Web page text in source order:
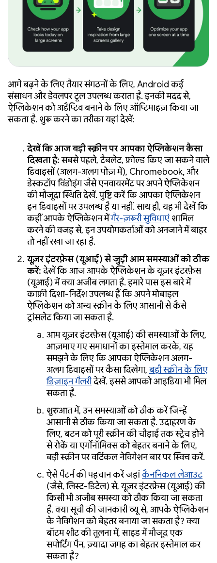
आगे बढ़ने के लिए तैयार संगठनों के लिए, Android कई
संसाधन और डेवलपर टूल उपलब्ध कराता है. इनकी मदद से,
ऐप्लिकेशन को अडैप्टिव बनाने के लिए ऑप्टिमाइज़ किया जा
सकता है. शुरू करने का तरीका यहां देखें:
देखें कि आज बड़ी स्क्रीन पर आपका ऐप्लिकेशन कैसा
दिखता है:सबसे पहले, टैबलेट, फ़ोल्ड किए जा सकने वाले
डिवाइसों (अलग-अलग पोज़ में), Chromebook, और
डेस्कटॉप विंडोइंग जैसे एनवायरमेंट पर अपने ऐप्लिकेशन
की मौजूदा स्थिति देखें. पुष्टि करें कि आपका ऐप्लिकेशन
इन डिवाइसों पर उपलब्ध है या नहीं. साथ ही, यह भी देखें कि
कहीं आपके ऐप्लिकेशन मेंगैर-ज़रूरी सुविधाएं शामिल
करने की वजह से, इन उपयोगकर्ताओं को अनजाने में बाहर
तो नहीं रखा जा रहा है.
यूज़र इंटरफ़ेस (यूआई) से जुड़ी आम समस्याओं को ठीक
करें:देखें कि आज आपके ऐप्लिकेशन के यूज़र इंटरफ़ेस
(यूआई) में क्या अजीब लगता है. हमारे पास इस बारे में
काफ़ी दिशा-निर्देश उपलब्ध हैं कि अपने मोबाइल
ऐप्लिकेशन को अन्य स्क्रीन के लिए आसानी से कैसे
ट्रांसलेट किया जा सकता है.
आम यूज़र इंटरफ़ेस (यूआई) की समस्याओं के लिए,
आज़माए गए समाधानों का इस्तेमाल करके, यह
समझने के लिए कि आपका ऐप्लिकेशन अलग-
अलग डिवाइसों पर कैसा दिखेगा,बड़ी स्क्रीन के लिए
डिज़ाइन गैलरीदेखें. इससे आपको आइडिया भी मिल
सकता है.
शुरुआत में, उन समस्याओं को ठीक करें जिन्हें
आसानी से ठीक किया जा सकता है. उदाहरण के
लिए, बटन को पूरी स्क्रीन की चौड़ाई तक स्ट्रेच होने
से रोकें या एर्गोनॉमिक्स को बेहतर बनाने के लिए,
बड़ी स्क्रीन पर वर्टिकल नेविगेशन बार पर स्विच करें.
ऐसे पैटर्न की पहचान करें जहांकैननिकल लेआउट
(जैसे, लिस्ट-डिटेल) से, यूज़र इंटरफ़ेस (यूआई) की
किसी भी अजीब समस्या को ठीक किया जा सकता
है. क्या सूची की जानकारी व्यू से, आपके ऐप्लिकेशन
के नेविगेशन को बेहतर बनाया जा सकता है? क्या
बॉटम शीट की तुलना में, साइड में मौजूद एक
सपोर्टिंग पैन, ज़्यादा जगह का बेहतर इस्तेमाल कर
सकता है?